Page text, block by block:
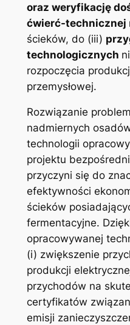
oraz weryfikację
ćwierć-technicznej
ścieków, do (iii)
technologicznych
rozpoczęcia
przemysłowej.
Rozwiązanie
nadmiernych
technologii
projektu
przyczyni się do
efektywności
ścieków
fermentacyjne.
opracowywanej
(i) zwiększenie
produkcji
przychodów na
certyfikatów
emisji